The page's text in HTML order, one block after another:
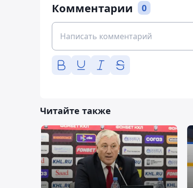
Комментарии 0
Читайте также